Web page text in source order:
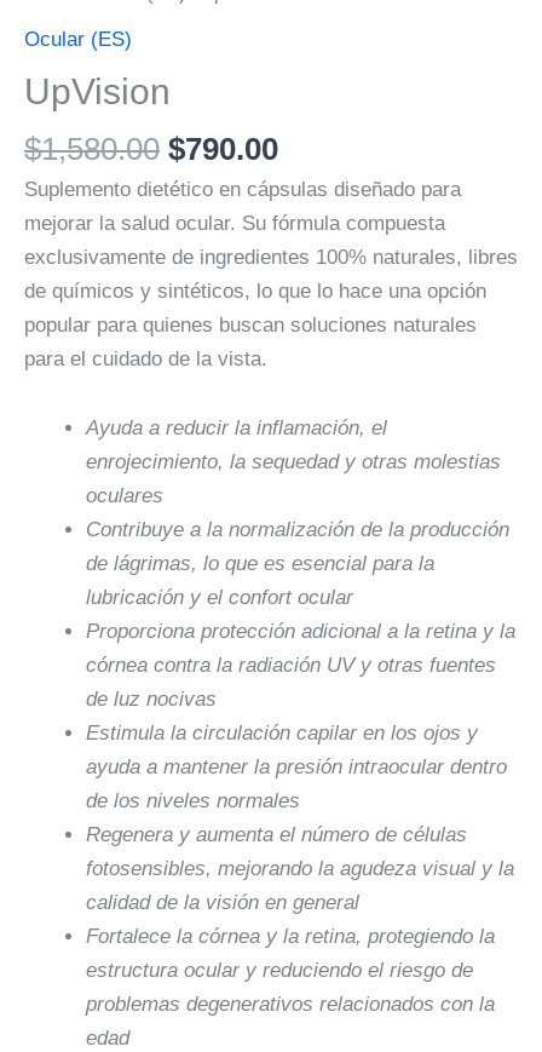
Ocular (ES)
UpVision
$1,580.00 $790.00
Suplemento dietético en cápsulas diseñado para
mejorar la salud ocular. Su fórmula compuesta
exclusivamente de ingredientes 100% naturales, libres
de químicos y sintéticos, lo que lo hace una opción
popular para quienes buscan soluciones naturales
para el cuidado de la vista.
Ayuda a reducir la inflamación, el
enrojecimiento, la sequedad y otras molestias
oculares
Contribuye a la normalización de la producción
de lágrimas, lo que es esencial para la
lubricación y el confort ocular
Proporciona protección adicional a la retina y la
córnea contra la radiación UV y otras fuentes
de luz nocivas
Estimula la circulación capilar en los ojos y
ayuda a mantener la presión intraocular dentro
de los niveles normales
Regenera y aumenta el número de células
fotosensibles, mejorando la agudeza visual y la
calidad de la visión en general
Fortalece la córnea y la retina, protegiendo la
estructura ocular y reduciendo el riesgo de
problemas degenerativos relacionados con la
edad